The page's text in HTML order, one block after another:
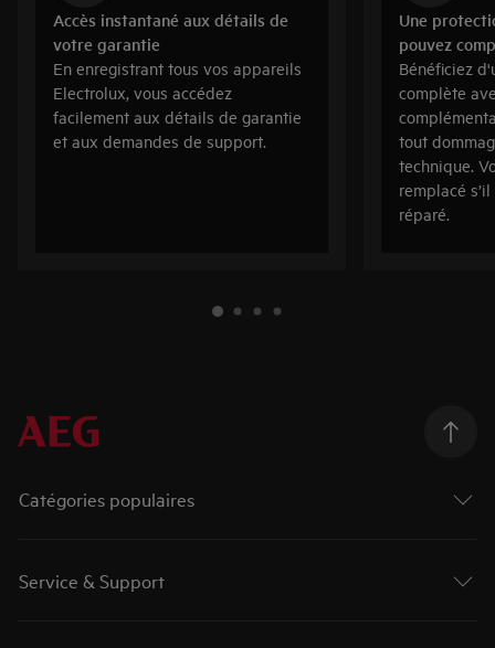
Accès instantané aux détails de
votre garantie
En enregistrant tous vos appareils
Electrolux, vous accédez
facilement aux détails de garantie
et aux demandes de support.
Une
pouvez
Bénéficiez
complète
tout
technique.
remplacé
réparé.
Catégories populaires
Service & Support